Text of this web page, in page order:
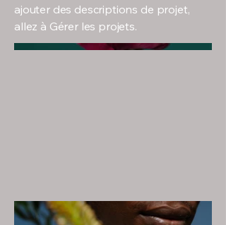
ajouter des descriptions de projet,
allez à Gérer les projets.